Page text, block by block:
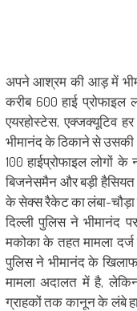
अपने आश्रम की आड़ में
करीब 600 हाई प्रोफाइल
एयरहोस्टेस, एक्जक्यूटिव
भीमानंद के ठिकाने से उसकी
100 हाईप्रोफाइल लोगों
बिजनेसमैन और बड़ी हैसियत
के सेक्स रैकेट का लंबा-चौड़ा
दिल्ली पुलिस ने भीमानंद
मकोका के तहत मामला दर्ज
पुलिस ने भीमानंद के खिलाफ
मामला अदालत में है,
ग्राहकों तक कानून के लंबे